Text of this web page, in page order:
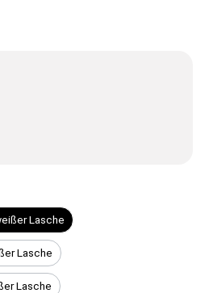
Lasche
Lasche
Lasche